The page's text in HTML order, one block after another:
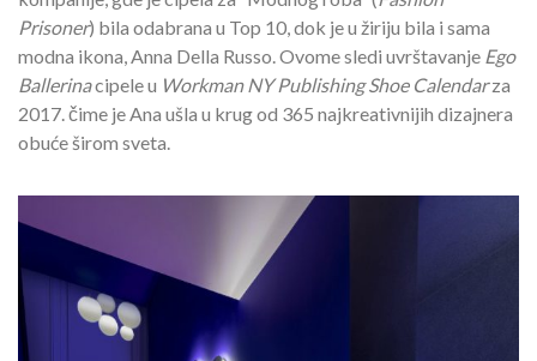
Prisoner) bila odabrana u Top 10, dok je u žiriju bila i sama
modna ikona, Anna Della Russo. Ovome sledi uvrštavanje Ego
Ballerinacipele u Workman NY Publishing Shoe Calendarza
2017. čime je Ana ušla u krug od 365 najkreativnijih dizajnera
obuće širom sveta.